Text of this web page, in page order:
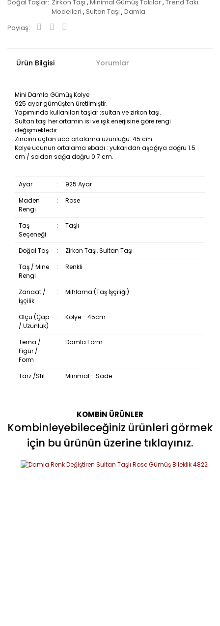
Doğal Taşlar Zirkon Taşı , Minimal Gümüş Takılar, Trend Takı
Modelleri , Sultan Taşı , Damla
Paylaş:
Ürün Bilgisi Yorumlar
Mini Damla Gümüş Kolye
925 ayar gümüşten üretilmiştir.
Yapımında kullanılan taşlar :sultan ve zirkon taşı.
Sultan taşı her ortamın ısı ve ışık enerjisine göre rengi
değişmektedir.
Zincirin uçtan uca ortalama uzunluğu: 45 cm.
Kolye ucunun ortalama ebadı : yukarıdan aşağıya doğru 1.5
cm / soldan sağa doğru 0.7 cm.
Ayar :
925 Ayar
Maden
Rengi
: Rose
Taş
Seçeneği
: Taşlı
Doğal Taş :
Zirkon Taşı, Sultan Taşı
Taş / Mine
Rengi
: Renkli
Zanaat /
İşçilik
: Mıhlama (Taş İşçiliği)
Ölçü (Çap
/ Uzunluk)
: Kolye - 45cm
Tema /
Figür /
Form
: Damla Form
Tarz /Stil : Minimal - Sade
Bu ürüne ilk yorumu siz yapın!
KOMBİN ÜRÜNLER
Kombinleyebileceğiniz ürünleri görmek
için bu ürünün üzerine tıklayınız.